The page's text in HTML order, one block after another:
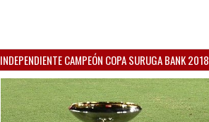
INDEPENDIENTE CAMPEÓN COPA SURUGA BANK 2018